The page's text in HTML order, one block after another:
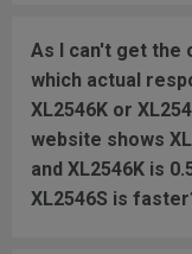
As I can't get the
which actual
XL2546K or
website shows
and XL2546K is
XL2546S is